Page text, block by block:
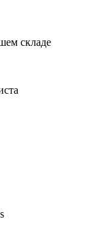
складе